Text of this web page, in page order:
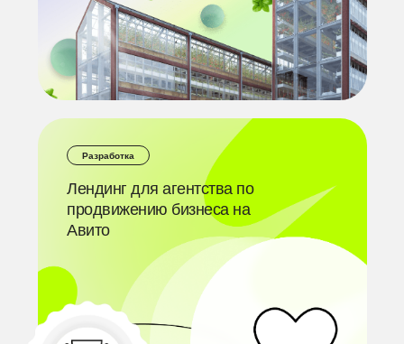
Лендинг для агентства по
продвижению бизнеса на
Авито
Разработка